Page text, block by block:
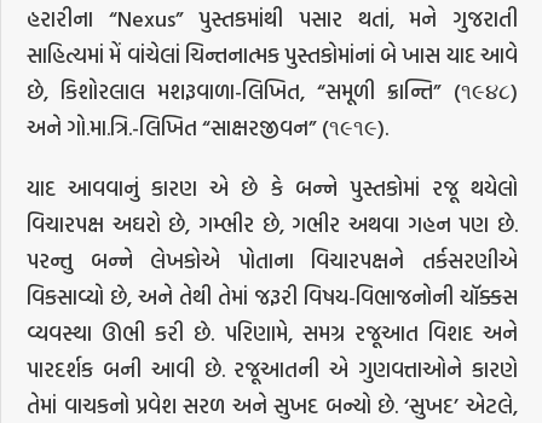
હરારીના “Nexus” પુસ્તકમાંથી પસાર થતાં, મને ગુજરાતી
સાહિત્યમાં મેં વાંચેલાં ચિન્તનાત્મક પુસ્તકોમાંનાં બે ખાસ યાદ આવે
છે, કિશોરલાલ મશરૂવાળા-લિખિત, “સમૂળી ક્રાન્તિ” (૧૯૪૮)
અને ગો.મા.ત્રિ.-લિખિત “સાક્ષરજીવન” (૧૯૧૯).
યાદ આવવાનું કારણ એ છે કે બન્ને પુસ્તકોમાં રજૂ થયેલો
વિચારપક્ષ અઘરો છે, ગમ્ભીર છે, ગભીર અથવા ગહન પણ છે.
પરન્તુ બન્ને લેખકોએ પોતાના વિચારપક્ષને તર્કસરણીએ
વિકસાવ્યો છે, અને તેથી તેમાં જરૂરી વિષય-વિભાજનોની ચૉક્કસ
વ્યવસ્થા ઊભી કરી છે. પરિણામે, સમગ્ર રજૂઆત વિશદ અને
પારદર્શક બની આવી છે. રજૂઆતની એ ગુણવત્તાઓને કારણે
તેમાં વાચકનો પ્રવેશ સરળ અને સુખદ બન્યો છે. ‘સુખદ’ એટલે,